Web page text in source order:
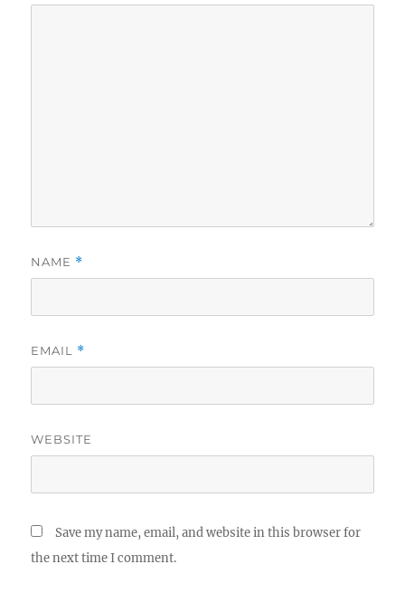
NAME *
EMAIL *
WEBSITE
Save my name, email, and website in this browser for
the next time I comment.